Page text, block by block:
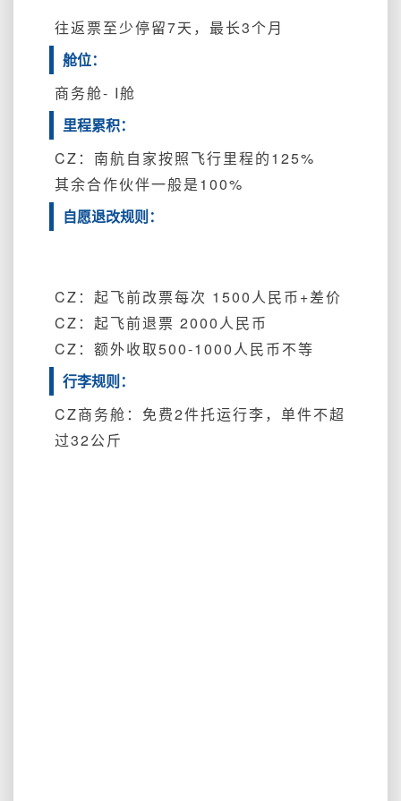
往返票至少停留7天， 最长3个月
舱位：
商务舱- I舱
里程累积：
CZ：南航自家按照飞行里程的125%
其余合作伙伴一般是100%
自愿退改规则：
CZ：起飞前改票每次 1500人民币+差价
CZ： 起飞前退票 2000人民币
CZ：额外收取500-1000人民币不等
行李规则：
CZ商务舱： 免费2件托运行李，单件不超
过32公斤